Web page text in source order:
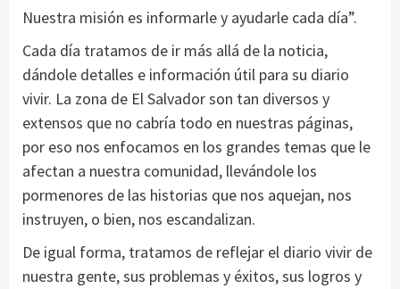
Nuestra misión es informarle y ayudarle cada día”.
Cada día tratamos de ir más allá de la noticia,
dándole detalles e información útil para su diario
vivir. La zona de El Salvador son tan diversos y
extensos que no cabría todo en nuestras páginas,
por eso nos enfocamos en los grandes temas que le
afectan a nuestra comunidad, llevándole los
pormenores de las historias que nos aquejan, nos
instruyen, o bien, nos escandalizan.
De igual forma, tratamos de reflejar el diario vivir de
nuestra gente, sus problemas y éxitos, sus logros y